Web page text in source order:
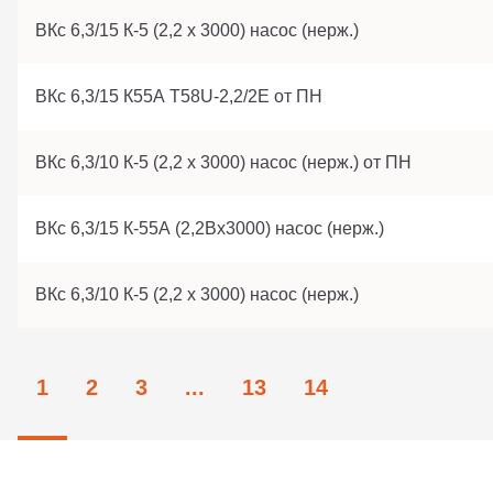
ВКс 6,3/15 К-5 (2,2 х 3000) насос (нерж.)
ВКс 6,3/15 К55А Т58U-2,2/2Е от ПН
ВКс 6,3/10 К-5 (2,2 х 3000) насос (нерж.) от ПН
ВКс 6,3/15 К-55А (2,2Вх3000) насос (нерж.)
ВКс 6,3/10 К-5 (2,2 х 3000) насос (нерж.)
1 2 3 ... 13 14